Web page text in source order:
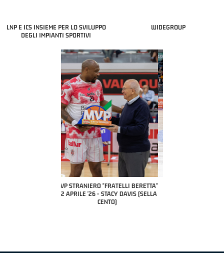
LNP E ICS INSIEME PER LO SVILUPPO
DEGLI IMPIANTI SPORTIVI
WIDEGROUP
MVP "FRATELLI BERETTA" SAMUEL
DILAS B NAZIONALE APRILE '26 -
MARCO RESTELLI (TAV TREVIGLIO